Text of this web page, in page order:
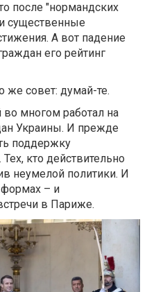
после "нормандских
существенные
А вот падение
его рейтинг
же совет: думай-те.
многом работал на
Украины. И прежде
поддержку
кто действительно
неумелой политики. И
формах – и
в Париже.